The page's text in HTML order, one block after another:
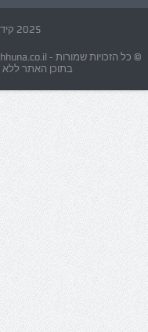
2025 קידום ובניית אתרים
בתוכן האתר